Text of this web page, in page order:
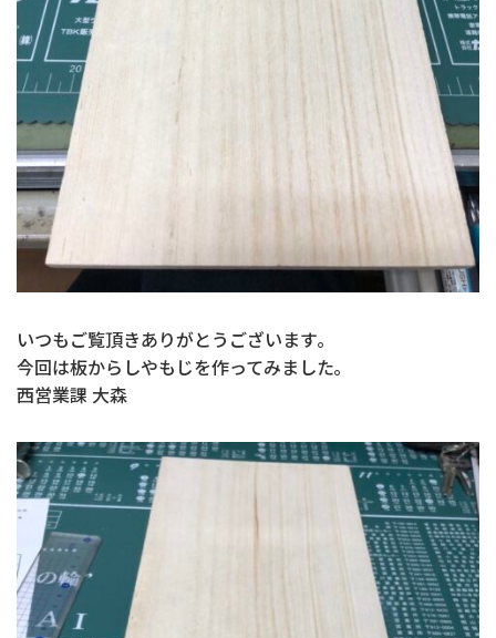
いつもご覧頂きありがとうございます｡
今回は板からしやもじを作ってみました｡
西営業課 大森